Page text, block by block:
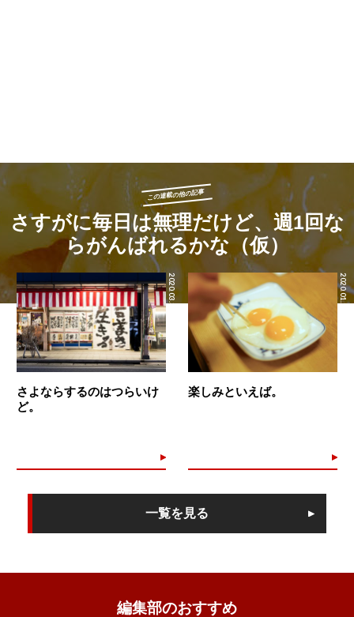
この連載の他の記事
さすがに毎日は無理だけど、週1回な
らがんばれるかな（仮）
2020.03.31
さよならするのはつらいけ
ど。
2020.01.24
楽しみといえば。
一覧を見る
編集部のおすすめ